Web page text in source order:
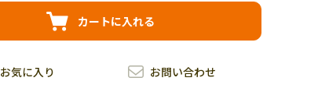
カートに入れる
お問い合わせ
お気に入り